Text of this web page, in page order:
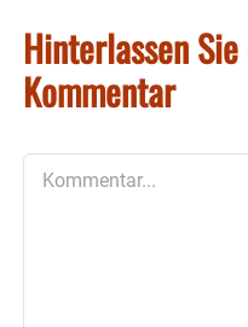
Hinterlassen
Kommentar